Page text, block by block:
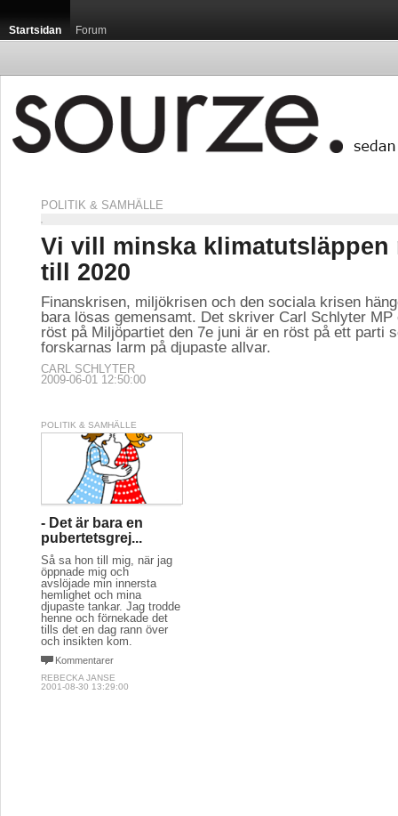
Startsidan Forum
POLITIK & SAMHÄLLE
Vi vill minska klimatutsläppen
till 2020
Finanskrisen, miljökrisen och den sociala krisen
bara lösas gemensamt. Det skriver Carl Schlyter
röst på Miljöpartiet den 7e juni är en röst på ett parti
forskarnas larm på djupaste allvar.
CARL SCHLYTER
2009-06-01 12:50:00
POLITIK & SAMHÄLLE
- Det är bara en
pubertetsgrej...
Så sa hon till mig, när jag
öppnade mig och
avslöjade min innersta
hemlighet och mina
djupaste tankar. Jag trodde
henne och förnekade det
tills det en dag rann över
och insikten kom.
Kommentarer
REBECKA JANSE
2001-08-30 13:29:00